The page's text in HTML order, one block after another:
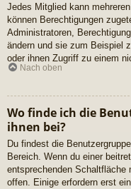
Jedes Mitglied kann
können Berechtigungen
Administratoren,
ändern und sie zum Beispiel
oder ihnen Zugriff zu einem
Nach oben
Wo finde ich die
ihnen bei?
Du findest die
Bereich. Wenn du einer
entsprechenden Schaltfläche
offen. Einige erfordern erst